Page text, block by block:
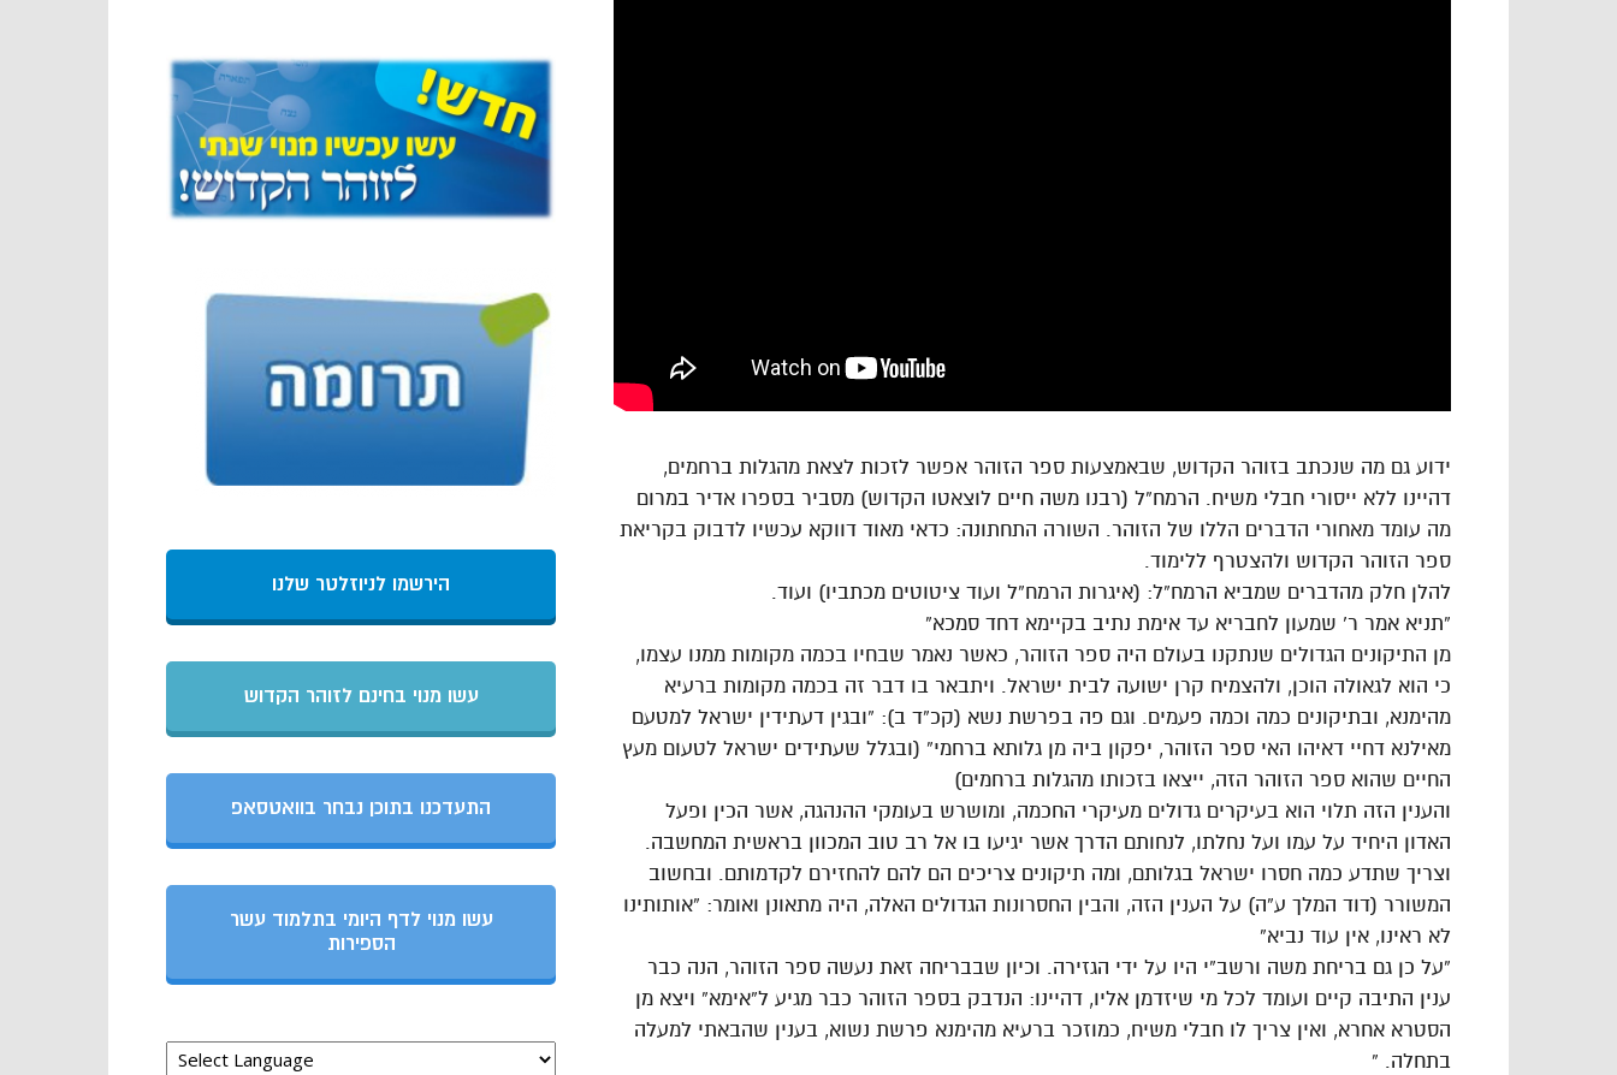
ידוע גם מה שנכתב בזוהר הקדוש, שבאמצעות ספר הזוהר אפשר לזכות לצאת מהגלות ברחמים,
דהיינו ללא ייסורי חבלי משיח. הרמח”ל (רבנו משה חיים לוצאטו הקדוש) מסביר בספרו אדיר במרום
מה עומד מאחורי הדברים הללו של הזוהר. השורה התחתונה: כדאי מאוד דווקא עכשיו לדבוק בקריאת
ספר הזוהר הקדוש ולהצטרף ללימוד.
להלן חלק מהדברים שמביא הרמח”ל: (איגרות הרמח”ל ועוד ציטוטים מכתביו) ועוד.
“תניא אמר ר’ שמעון לחבריא עד אימת נתיב בקיימא דחד סמכא”
מן התיקונים הגדולים שנתקנו בעולם היה ספר הזוהר, כאשר נאמר שבחיו בכמה מקומות ממנו עצמו,
כי הוא לגאולה הוכן, ולהצמיח קרן ישועה לבית ישראל. ויתבאר בו דבר זה בכמה מקומות ברעיא
מהימנא, ובתיקונים כמה וכמה פעמים. וגם פה בפרשת נשא (קכ”ד ב): “ובגין דעתידין ישראל למטעם
מאילנא דחיי דאיהו האי ספר הזוהר, יפקון ביה מן גלותא ברחמי” (ובגלל שעתידים ישראל לטעום מעץ
החיים שהוא ספר הזוהר הזה, ייצאו בזכותו מהגלות ברחמים)
והענין הזה תלוי הוא בעיקרים גדולים מעיקרי החכמה, ומושרש בעומקי ההנהגה, אשר הכין ופעל
האדון היחיד על עמו ועל נחלתו, לנחותם הדרך אשר יגיעו בו אל רב טוב המכוון בראשית המחשבה.
וצריך שתדע כמה חסרו ישראל בגלותם, ומה תיקונים צריכים הם להם להחזירם לקדמותם. ובחשוב
המשורר (דוד המלך ע”ה) על הענין הזה, והבין החסרונות הגדולים האלה, היה מתאונן ואומר: “אותותינו
לא ראינו, אין עוד נביא”
“על כן גם בריחת משה ורשב”י היו על ידי הגזירה. וכיון שבבריחה זאת נעשה ספר הזוהר, הנה כבר
ענין התיבה קיים ועומד לכל מי שיזדמן אליו, דהיינו: הנדבק בספר הזוהר כבר מגיע ל”אימא” ויצא מן
הסטרא אחרא, ואין צריך לו חבלי משיח, כמוזכר ברעיא מהימנא פרשת נשוא, בענין שהבאתי למעלה
בתחלה. ”
הירשמו לניוזלטר שלנו
עשו מנוי בחינם לזוהר הקדוש
התעדכנו בתוכן נבחר בוואטסאפ
עשו מנוי לדף היומי בתלמוד עשר
הספירות